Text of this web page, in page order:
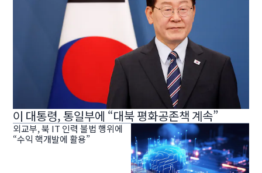
이 대통령, 통일부에 “대북 평화공존책 계속”
외교부, 북 IT 인력 불법 행위에
“수익 핵개발에 활용”